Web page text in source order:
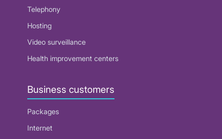
Telephony
Hosting
Video surveillance
Health improvement centers
Business customers
Packages
Internet